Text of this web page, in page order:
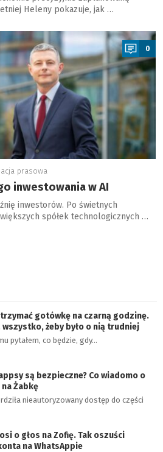
Heleny pokazuje, jak …
0
prasowa
inwestowania w AI
inwestorów. Po świetnych
spółek technologicznych …
gotówkę na czarną godzinę.
żeby było o nią trudniej
pytałem, co będzie, gdy…
są bezpieczne? Co wiadomo o
Żabkę
nieautoryzowany dostęp do części
o głos na Zofię. Tak oszuści
na WhatsAppie